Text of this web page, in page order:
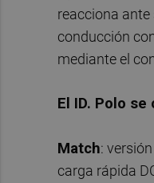
reacciona
conducción
mediante el
El ID. Polo
Match:
carga rápida